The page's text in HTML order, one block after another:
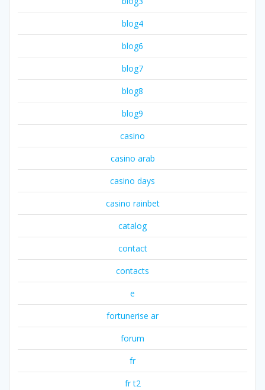
blog4
blog6
blog7
blog8
blog9
casino
casino arab
casino days
casino rainbet
catalog
contact
contacts
e
fortunerise ar
forum
fr
fr t2